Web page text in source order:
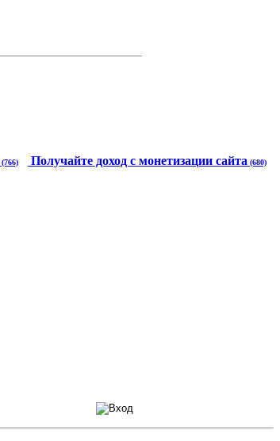
(766) Получайте доход с монетизации сайта (680)